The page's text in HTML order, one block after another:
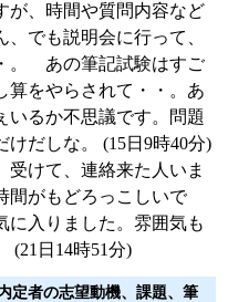
が、時間や質問内容など
でも説明会に行って、
。 あの筆記試験はすご
算をやらされて・・。あ
いるか不思議です。問題
だしな。 (15日9時40分)
けて、連絡来た人いま
間がもどろっこしいで
に入りました。雰囲気も
(21日14時51分)
定者の志望動機、課題、筆